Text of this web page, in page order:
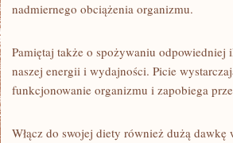
nadmiernego obciążenia organizmu.
Pamiętaj także o spożywaniu
naszej energii i wydajności. Picie
funkcjonowanie‍ organizmu i zapobiega
Włącz do swojej diety również dużą